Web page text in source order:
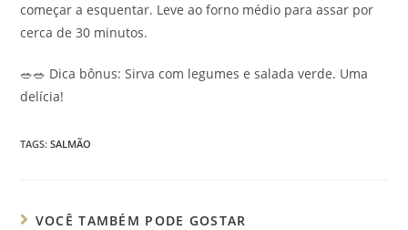
começar a esquentar. Leve ao forno médio para assar por
cerca de 30 minutos.
🥗🥗 Dica bônus: Sirva com legumes e salada verde. Uma
delícia!
TAGS:SALMÃO
VOCÊ TAMBÉM PODE GOSTAR